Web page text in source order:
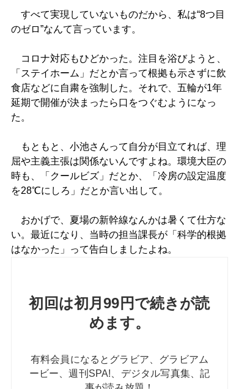
すべて実現していないものだから、私は“8つ目
のゼロ”なんて言っています。
コロナ対応もひどかった。注目を浴びようと、
「ステイホーム」だとか言って根拠も示さずに飲
食店などに自粛を強制した。それで、五輪が1年
延期で開催が決まったら口をつぐむようになっ
た。
もともと、小池さんって自分が目立てれば、理
屈や主義主張は関係ないんですよね。環境大臣の
時も、「クールビズ」だとか、「冷房の設定温度
を28℃にしろ」だとか言い出して。
おかげで、夏場の新幹線なんかは暑くて仕方な
い。最近になり、当時の担当課長が「科学的根拠